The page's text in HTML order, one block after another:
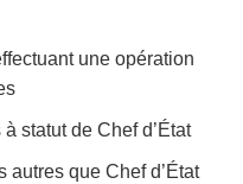
une opération
statut de Chef d’État
autres que Chef d’État